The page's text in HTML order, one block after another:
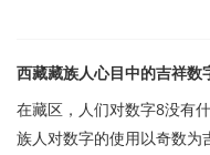
西藏藏族人心目中的吉祥数
在藏区，人们对数字8没有
族人对数字的使用以奇数为